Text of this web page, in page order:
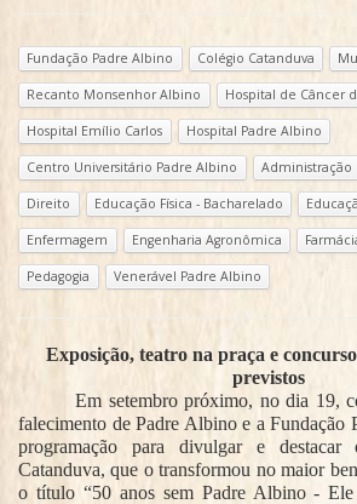
Fundação Padre Albino Colégio Catanduva
Recanto Monsenhor Albino Hospital de Câncer
Hospital Emílio Carlos Hospital Padre Albino
Centro Universitário Padre Albino Administração
Direito Educação Física - Bacharelado
Enfermagem Engenharia Agronômica
Pedagogia Venerável Padre Albino
Exposição, teatro na praça e
previstos
Em setembro próximo, no dia 19,
falecimento de Padre Albino e a Fundação
programação para divulgar e
Catanduva, que o transformou no maior
o título “50 anos sem Padre Albino - Ele